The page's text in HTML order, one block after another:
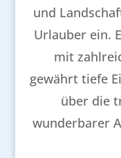
und
Urlauber ein.
mit
gewährt tiefe
über die
wunderbarer